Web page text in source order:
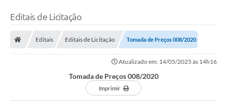
Editais de Licitação
Editais Editais de Licitação Tomada de Preços 008/2020
Atualizado em: 14/05/2025 às 14h16
Tomada de Preços 008/2020
Imprimir